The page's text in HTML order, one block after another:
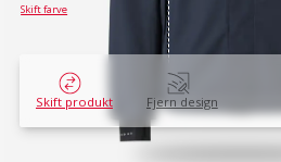
Skift farve
Skift produkt Fjern design